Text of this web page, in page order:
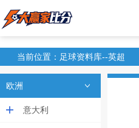
当前位置：足球资料库--英超
欧洲
意大利